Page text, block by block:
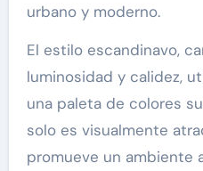
urbano y moderno.
El estilo escandinavo,
luminosidad y calidez,
una paleta de colores
solo es visualmente
promueve un ambiente